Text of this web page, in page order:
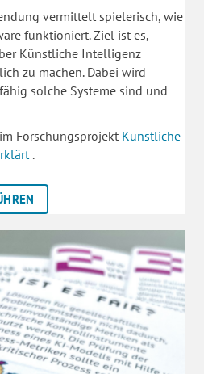
vermittelt spielerisch, wie
funktioniert. Ziel ist es,
Künstliche Intelligenz
zu machen. Dabei wird
solche Systeme sind und
Forschungsprojekt Künstliche
.